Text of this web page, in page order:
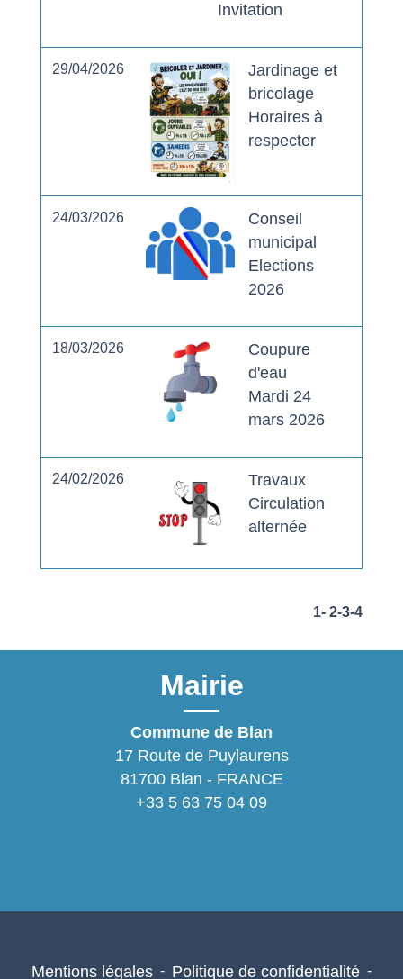
Invitation
29/04/2026
Jardinage et
bricolage
Horaires à
respecter
24/03/2026
Conseil
municipal
Elections
2026
18/03/2026
Coupure
d'eau
Mardi 24
mars 2026
24/02/2026
Travaux
Circulation
alternée
1- 2-3-4
Mairie
Commune de Blan
17 Route de Puylaurens
81700 Blan - FRANCE
+33 5 63 75 04 09
Mentions légales - Politique de confidentialité -